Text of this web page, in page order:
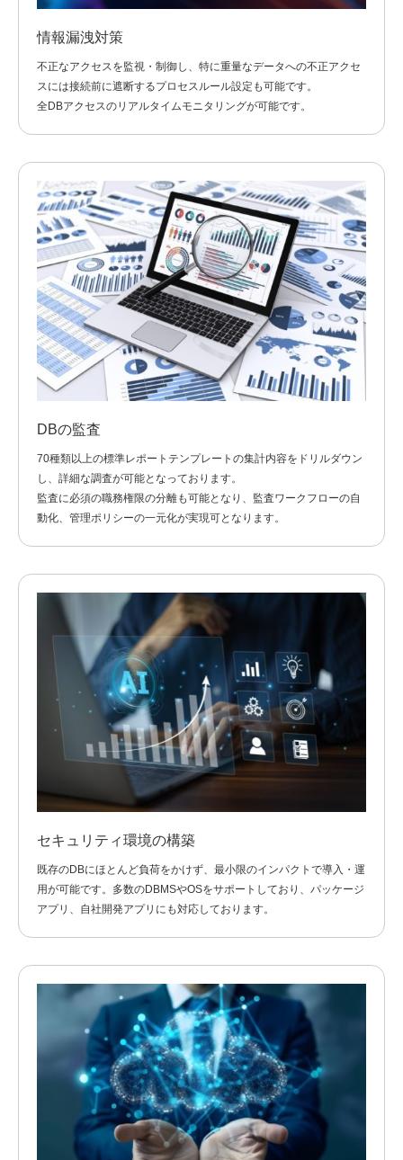
情報漏洩対策
不正なアクセスを監視・制御し、特に重量なデータへの不正アクセ
スには接続前に遮断するプロセスルール設定も可能です。
全DBアクセスのリアルタイムモニタリングが可能です。
DBの監査
70種類以上の標準レポートテンプレートの集計内容をドリルダウン
し、詳細な調査が可能となっております。
監査に必須の職務権限の分離も可能となり、監査ワークフローの自
動化、管理ポリシーの一元化が実現可となります。
セキュリティ環境の構築
既存のDBにほとんど負荷をかけず、最小限のインパクトで導入・運
用が可能です。多数のDBMSやOSをサポートしており、パッケージ
アプリ、自社開発アプリにも対応しております。